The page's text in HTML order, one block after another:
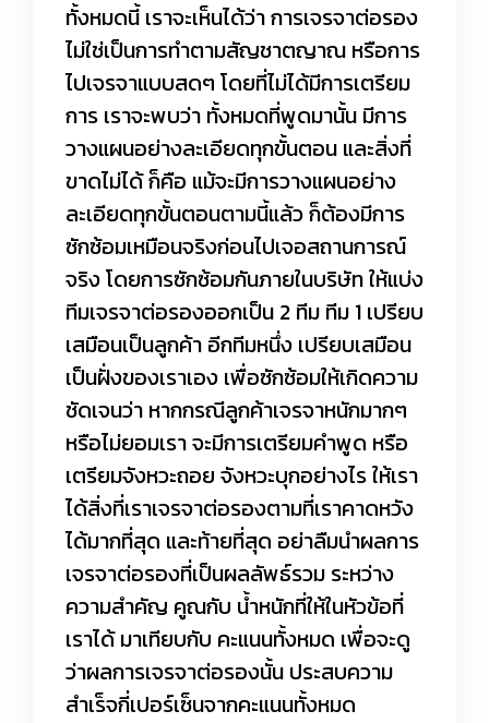
ทั้งหมดนี้ เราจะเห็นได้ว่า การเจรจาต่อรอง
ไม่ใช่เป็นการทำตามสัญชาตญาณ หรือการ
ไปเจรจาแบบสดๆ โดยที่ไม่ได้มีการเตรียม
การ เราจะพบว่า ทั้งหมดที่พูดมานั้น มีการ
วางแผนอย่างละเอียดทุกขั้นตอน และสิ่งที่
ขาดไม่ได้ ก็คือ แม้จะมีการวางแผนอย่าง
ละเอียดทุกขั้นตอนตามนี้แล้ว ก็ต้องมีการ
ซักซ้อมเหมือนจริงก่อนไปเจอสถานการณ์
จริง โดยการซักซ้อมกันภายในบริษัท ให้แบ่ง
ทีมเจรจาต่อรองออกเป็น 2 ทีม ทีม 1 เปรียบ
เสมือนเป็นลูกค้า อีกทีมหนึ่ง เปรียบเสมือน
เป็นฝั่งของเราเอง เพื่อซักซ้อมให้เกิดความ
ชัดเจนว่า หากกรณีลูกค้าเจรจาหนักมากๆ
หรือไม่ยอมเรา จะมีการเตรียมคำพูด หรือ
เตรียมจังหวะถอย จังหวะบุกอย่างไร ให้เรา
ได้สิ่งที่เราเจรจาต่อรองตามที่เราคาดหวัง
ได้มากที่สุด และท้ายที่สุด อย่าลืมนำผลการ
เจรจาต่อรองที่เป็นผลลัพธ์รวม ระหว่าง
ความสำคัญ คูณกับ น้ำหนักที่ให้ในหัวข้อที่
เราได้ มาเทียบกับ คะแนนทั้งหมด เพื่อจะดู
ว่าผลการเจรจาต่อรองนั้น ประสบความ
สำเร็จกี่เปอร์เซ็นจากคะแนนทั้งหมด